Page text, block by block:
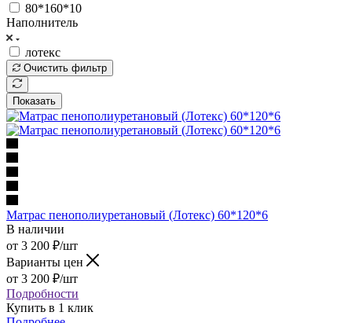
80*160*10
Наполнитель
лотекс
Очистить фильтр
Показать
Матрас пенополиуретановый (Лотекс) 60*120*6
В наличии
от 3 200 ₽/шт
Варианты цен
от 3 200 ₽/шт
Подробности
Купить в 1 клик